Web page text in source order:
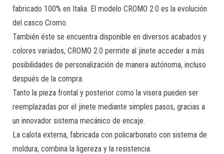
fabricado 100% en Italia. El modelo CROMO 2.0 es la evolución
del casco Cromo.
También éste se encuentra disponible en diversos acabados y
colores variados, CROMO 2.0 permite al jinete acceder a más
posibilidades de personalización de manera autónoma, incluso
después de la compra.
Tanto la pieza frontal y posterior como la visera pueden ser
reemplazadas por el jinete mediante simples pasos, gracias a
un innovador sistema mecánico de encaje.
La calota externa, fabricada con policarbonato con sistema de
moldura, combina la ligereza y la resistencia.